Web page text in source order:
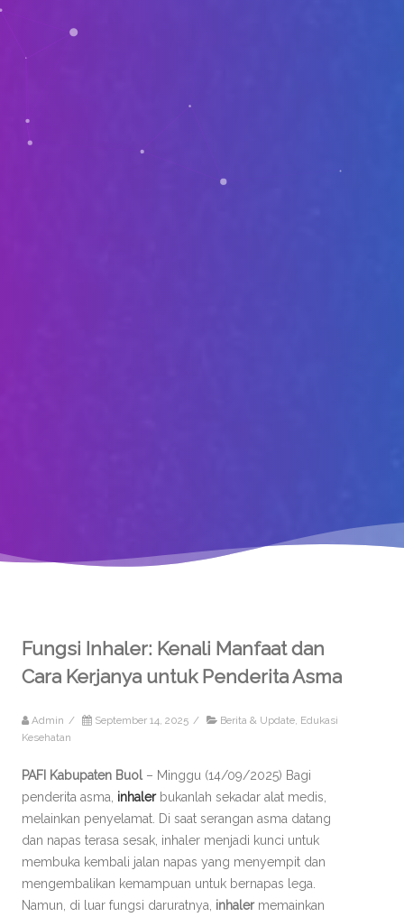
Fungsi Inhaler: Kenali Manfaat dan
Cara Kerjanya untuk Penderita Asma
Admin / September 14, 2025 / Berita & Update, Edukasi
Kesehatan
PAFI Kabupaten Buol – Minggu (14/09/2025) Bagi
penderita asma, inhalerbukanlah sekadar alat medis,
melainkan penyelamat. Di saat serangan asma datang
dan napas terasa sesak, inhaler menjadi kunci untuk
membuka kembali jalan napas yang menyempit dan
mengembalikan kemampuan untuk bernapas lega.
Namun, di luar fungsi daruratnya, inhalermemainkan